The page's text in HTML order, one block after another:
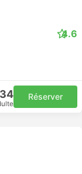
4.6
Réserver